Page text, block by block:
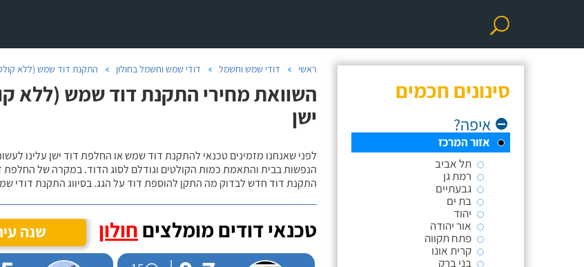
סינונים חכמים
איפה?
אזור המרכז
תל אביב
רמת גן
גבעתיים
בת ים
יהוד
אור יהודה
פתח תקווה
קרית אונו
בני ברק
ראשי דודי שמש וחשמל דודי שמש וחשמל בחולון התקנת דוד שמש (ללא
השוואת מחירי התקנת דוד שמש (ללא
ישן
לפני שאנחנו מזמינים טכנאי להתקנת דוד שמש או החלפת דוד ישן עלינו
הנפשות בבית והתאמת כמות הקולטים וגודלם לסוג הדוד. במקרה של
התקנת דוד חדש לבדוק מה התקן להוספת דוד על הגג. בסיווג התקנת דודי
טכנאי דודים מומלצים חולון שנה